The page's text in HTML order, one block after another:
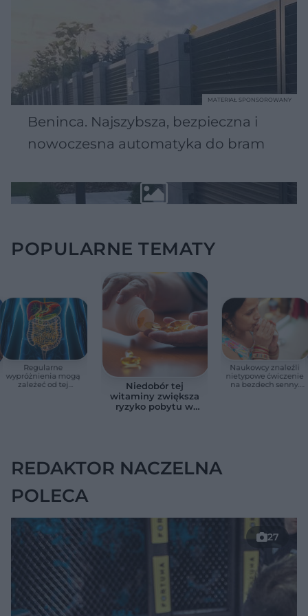
Beninca. Najszybsza, bezpieczna i
nowoczesna automatyka do bram
MATERIAŁ SPONSOROWANY
POPULARNE TEMATY
Regularne
wypróżnienia mogą
zależeć od tej
Niedobór tej
witaminy zwiększa
ryzyko pobytu w
Naukowcy znaleźli
nietypowe ćwiczenie
na bezdech senny.
REDAKTOR NACZELNA
POLECA
27